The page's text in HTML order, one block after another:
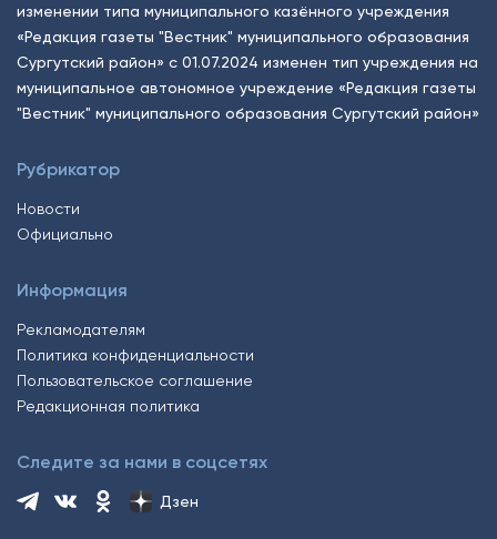
изменении типа муниципального казённого учреждения
«Редакция газеты "Вестник" муниципального образования
Сургутский район» с 01.07.2024 изменен тип учреждения на
муниципальное автономное учреждение «Редакция газеты
"Вестник" муниципального образования Сургутский район»
Рубрикатор
Новости
Официально
Информация
Рекламодателям
Политика конфиденциальности
Пользовательское соглашение
Редакционная политика
Следите за нами в соцсетях
Дзен